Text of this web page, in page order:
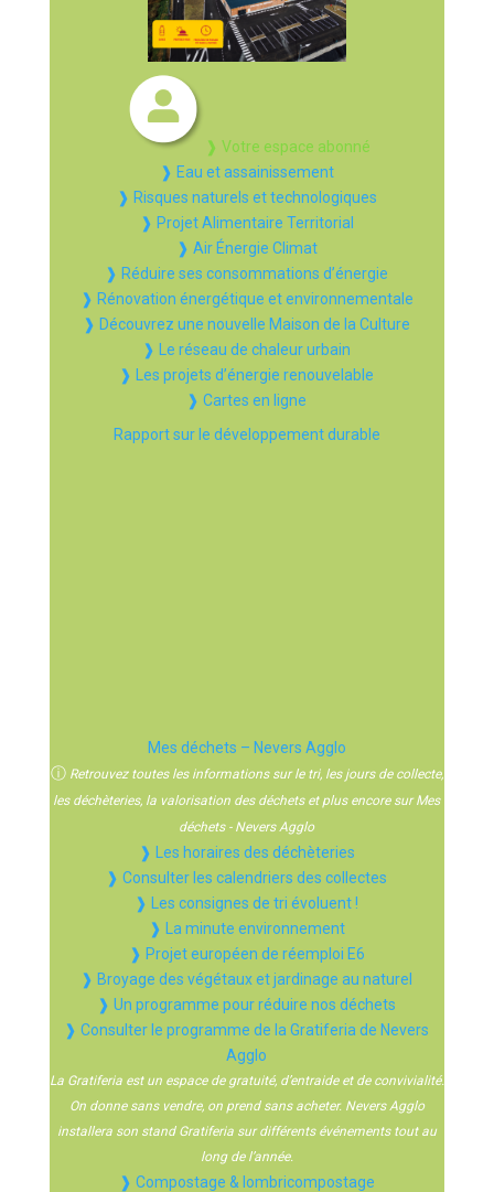
❱ Votre espace abonné
❱ Eau et assainissement
❱ Risques naturels et technologiques
❱ Projet Alimentaire Territorial
❱ Air Énergie Climat
❱ Réduire ses consommations d’énergie
❱ Rénovation énergétique et environnementale
❱ Découvrez une nouvelle Maison de la Culture
❱ Le réseau de chaleur urbain
❱ Les projets d’énergie renouvelable
❱ Cartes en ligne
Rapport sur le développement durable
Mes déchets – Nevers Agglo
ⓘ Retrouvez toutes les informations sur le tri, les jours de collecte,
les déchèteries, la valorisation des déchets et plus encore sur Mes
déchets - Nevers Agglo
❱ Les horaires des déchèteries
❱ Consulter les calendriers des collectes
❱ Les consignes de tri évoluent !
❱ La minute environnement
❱ Projet européen de réemploi E6
❱ Broyage des végétaux et jardinage au naturel
❱ Un programme pour réduire nos déchets
❱ Consulter le programme de la Gratiferia de Nevers
Agglo
La Gratiferia est un espace de gratuité, d’entraide et de convivialité.
On donne sans vendre, on prend sans acheter. Nevers Agglo
installera son stand Gratiferia sur différents événements tout au
long de l’année.
❱ Compostage & lombricompostage